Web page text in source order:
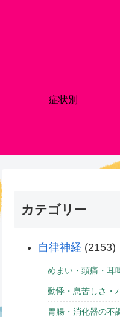
症状別
カテゴリー
自律神経 (2153)
めまい・頭痛・耳
動悸・息苦しさ・
胃腸・消化器の不